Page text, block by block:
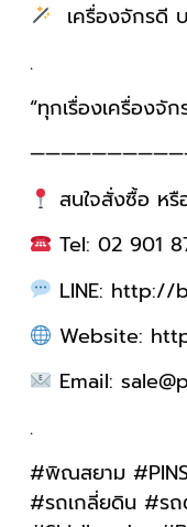
เครื่องจักรดี
.
“ทุกเรื่องเครื่อง
สนใจสั่งซื้อ ห
Tel: 02 901
LINE: http://
Website:
Email:
.
#พิณสยาม
#รถเกลี่ยดิน #ร